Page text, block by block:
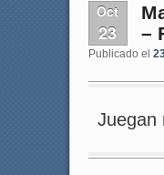
Oct
23
–
Publicado el
Juegan